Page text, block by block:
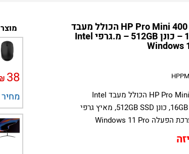
מחשב מיני HP Pro Mini 400 G9 Mini PC הכולל מעבד
i5-13500T – זכרון 16GB – כונן 512GB – מ.גרפי Intel
מחשב מיני HP Pro Mini 400 G9 Mini PC הכולל מעבד Intel
Core i5-13500T, זכרון 16GB DDR4, כונן 512GB SSD, מאיץ גרפי
38